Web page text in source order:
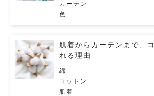
カーテン
色
肌着からカーテンまで、
れる理由
綿
コットン
肌着